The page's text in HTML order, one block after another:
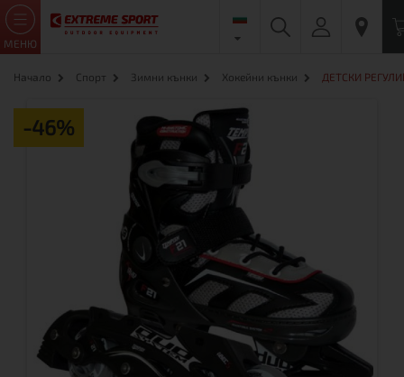
МЕНЮ
Начало Спорт Зимни кънки Хокейни кънки ДЕТСКИ
-46%